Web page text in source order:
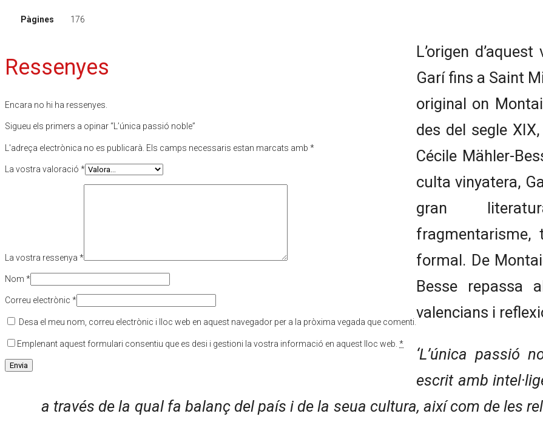
Pàgines 176
Ressenyes
Encara no hi ha ressenyes.
Sigueu els primers a opinar “L’única passió noble”
L'adreça electrònica no es publicarà. Els camps necessaris estan marcats amb *
La vostra valoració *
La vostra ressenya *
Nom *
Correu electrònic *
Desa el meu nom, correu electrònic i lloc web en aquest navegador per a la pròxima vegada que comenti.
Emplenant aquest formulari consentiu que es desi i gestioni la vostra informació en aquest lloc web. *
L’origen
Garí fins a Saint
original on
des del segle
Cécile Mähler-
culta vinyatera,
gran
formal. De
Besse repassa
valencians i
‘L’única passió
escrit amb
a través de la qual fa balanç del país i de la seua cultura, així com de les